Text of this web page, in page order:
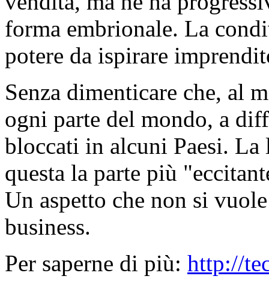
forma embrionale. La
potere da ispirare
Senza dimenticare che, al
ogni parte del mondo, a
bloccati in alcuni Paesi.
questa la parte più
Un aspetto che non si
business.
Per saperne di più: http://